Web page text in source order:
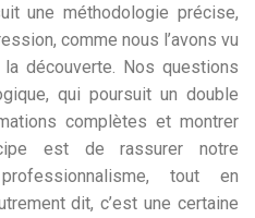
une méthodologie précise,
comme nous l’avons vu
découverte. Nos questions
qui poursuit un double
complètes et montrer
est de rassurer notre
tout en
dit, c’est une certaine